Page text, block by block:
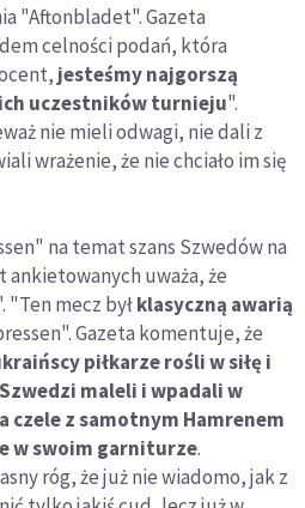
"Aftonbladet". Gazeta
celności podań, która
jesteśmy najgorszą
uczestników turnieju".
nie mieli odwagi, nie dali z
wrażenie, że nie chciało im się
na temat szans Szwedów na
ankietowanych uważa, że
"Ten mecz byłklasyczną awarią
Gazeta komentuje, że
piłkarze rośli w siłę i
maleli i wpadali w
czele z samotnym Hamrenem
w swoim garniturze.
róg, że już nie wiadomo, jak z